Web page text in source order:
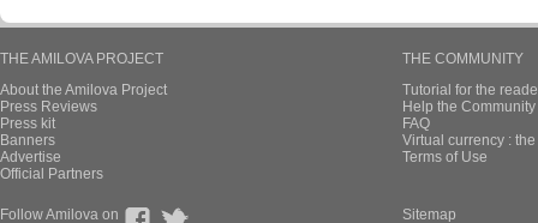
THE AMILOVA PROJECT
About the Amilova Project
Press Reviews
Press kit
Banners
Advertise
Official Partners
THE COMMUNITY
Tutorial for the
Help the
FAQ
Virtual currency :
Terms of Use
Follow Amilova on Sitemap